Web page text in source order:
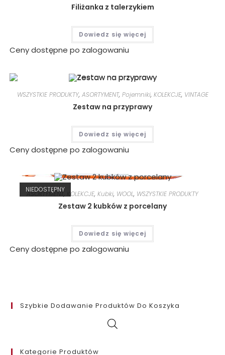
Filiżanka z talerzykiem
Dowiedz się więcej
Ceny dostępne po zalogowaniu
WSZYSTKIE PRODUKTY, ASORTYMENT, Pojemniki, KOLEKCJE, VINTAGE
Zestaw na przyprawy
Dowiedz się więcej
Ceny dostępne po zalogowaniu
NIEDOSTĘPNY
ASORTYMENT, KOLEKCJE, Kubki, WOOL, WSZYSTKIE PRODUKTY
Zestaw 2 kubków z porcelany
Dowiedz się więcej
Ceny dostępne po zalogowaniu
Szybkie Dodawanie Produktów Do Koszyka
Kategorie Produktów